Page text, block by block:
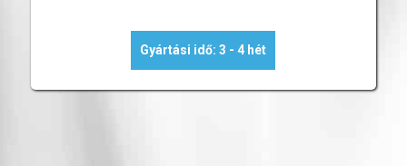
Gyártási idő: 3 - 4 hét